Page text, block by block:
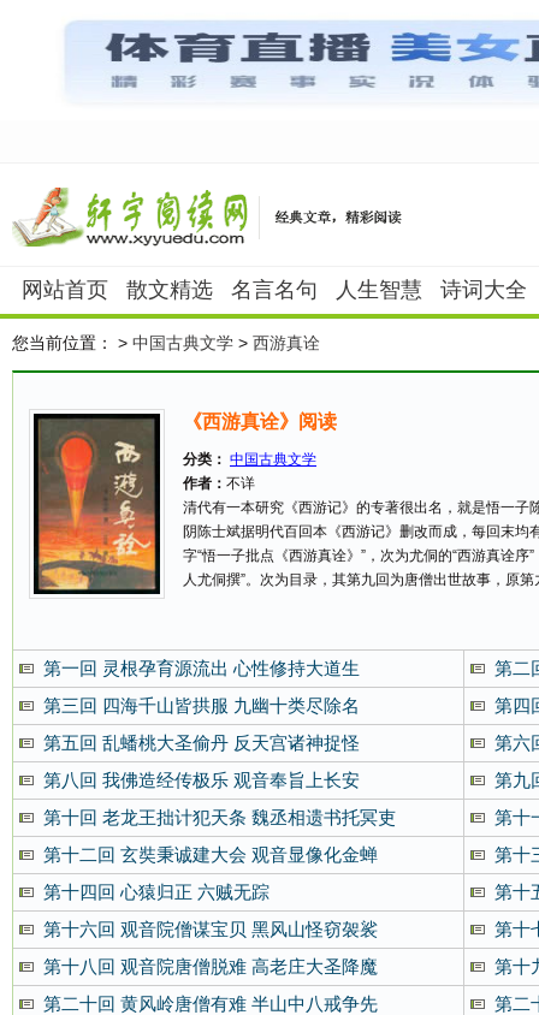
网站首页 散文精选 名言名句 人生智慧 诗词大全
您当前位置： > 中国古典文学 > 西游真诠
《西游真诠》阅读
分类： 中国古典文学
作者： 不详
清代有一本研究《西游记》的专著很出名，就是悟一
阴陈士斌据明代百回本《西游记》删改而成，每回末
字“悟一子批点《西游真诠》”，次为尤侗的“西游真诠
人尤侗撰”。次为目录，其第九回为唐僧出世故事，原
第一回 灵根孕育源流出 心性修持大道生
第二
第三回 四海千山皆拱服 九幽十类尽除名
第四
第五回 乱蟠桃大圣偷丹 反天宫诸神捉怪
第六
第八回 我佛造经传极乐 观音奉旨上长安
第九
第十回 老龙王拙计犯天条 魏丞相遗书托冥吏
第十
第十二回 玄奘秉诚建大会 观音显像化金蝉
第十
第十四回 心猿归正 六贼无踪
第十
第十六回 观音院僧谋宝贝 黑风山怪窃袈裟
第十
第十八回 观音院唐僧脱难 高老庄大圣降魔
第十
第二十回 黄风岭唐僧有难 半山中八戒争先
第二